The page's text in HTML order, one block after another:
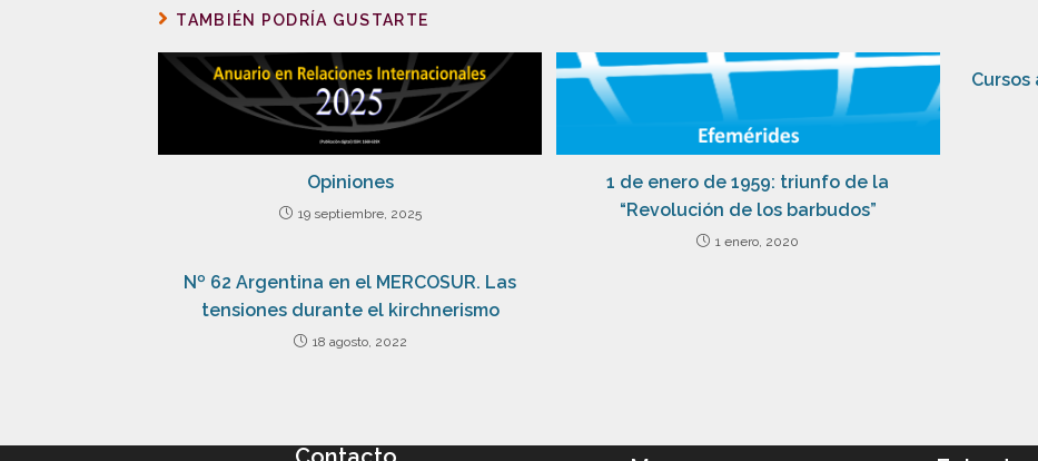
TAMBIÉN PODRÍA GUSTARTE
Opiniones
19 septiembre, 2025
1 de enero de 1959: triunfo de la
“Revolución de los barbudos”
1 enero, 2020
Nº 62 Argentina en el MERCOSUR. Las
tensiones durante el kirchnerismo
18 agosto, 2022